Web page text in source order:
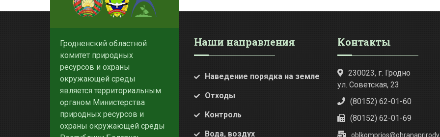
Гродненский областной
комитет природных
ресурсов и охраны
окружающей среды
является территориальным
органом Министерства
природных ресурсов и
охраны окружающей среды
Наши направления
Наведение порядка на земле
Отходы
Контроль
Вода, воздух
Контакты
230023, г. Гродно
ул. Советская, 23
(80152) 62-01-60
(80152) 62-01-69